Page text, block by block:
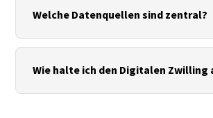
Betrieb) an – BIM liefert die
Geometrie/Information als Grundlage.
Welche Datenquellen sind zentral?
Punktwolken/Bestandspläne, BIM/
CAFM‑Stammdaten, Energie‑/
IoT‑Sensorik sowie Prüf‑ und
als zentrale Gebäudedaten.
Wie halte ich den Digitalen Zwilling